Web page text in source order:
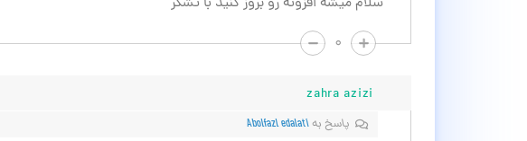
۰
zahra azizi
پاسخ بهAbolfazl edalati